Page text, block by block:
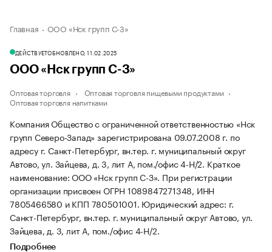
Главная ООО «Нск групп С-З»
ДЕЙСТВУЕТОБНОВЛЕНО, 11.02.2025
ООО «Нск групп С-З»
Оптовая торговля
Оптовая торговля пищевыми продуктами
Оптовая торговля напитками
Компания Общество с ограниченной ответственностью «Нск
групп Северо-Запад» зарегистрирована 09.07.2008 г. по
адресу г. Санкт-Петербург, вн.тер. г. муниципальный округ
Автово, ул. Зайцева, д. 3, лит А, пом./офис 4-Н/2. Краткое
наименование: ООО «Нск групп С-З». При регистрации
организации присвоен ОГРН 1089847271348, ИНН
7805466580 и КПП 780501001. Юридический адрес: г.
Санкт-Петербург, вн.тер. г. муниципальный округ Автово, ул.
Зайцева, д. 3, лит А, пом./офис 4-Н/2.
Подробнее